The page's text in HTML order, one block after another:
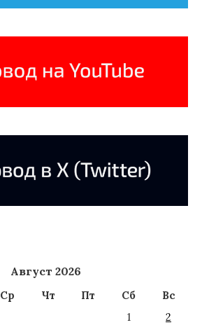
Август 2026
Ср Чт Пт Сб
Вс
1
2